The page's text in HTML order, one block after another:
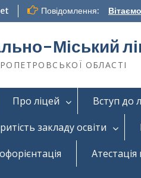
Повідомлення:
Міський
ОБЛАСТІ
Про ліцей Вступ до
закладу освіти
Атестація